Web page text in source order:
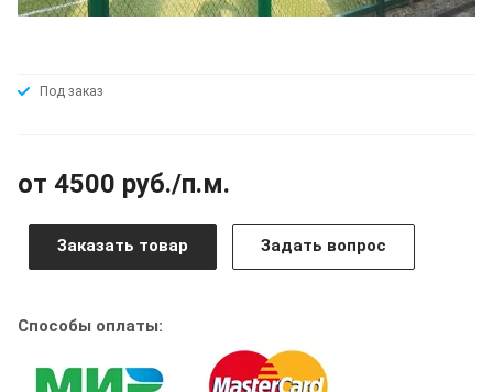
Под заказ
от 4500 руб./п.м.
Заказать товар Задать вопрос
Способы оплаты: